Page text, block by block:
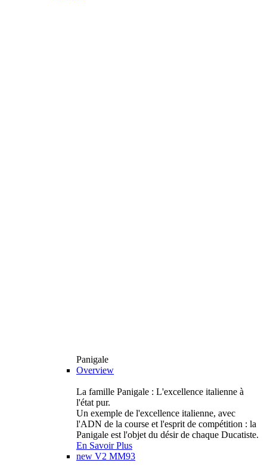
Panigale
Overview
La famille Panigale : L'excellence italienne à
l'état pur.
Un exemple de l'excellence italienne, avec
l'ADN de la course et l'esprit de compétition : la
Panigale est l'objet du désir de chaque Ducatiste.
En Savoir Plus
new V2 MM93